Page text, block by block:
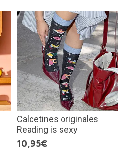
Calcetines originales
Reading is sexy
10,95€